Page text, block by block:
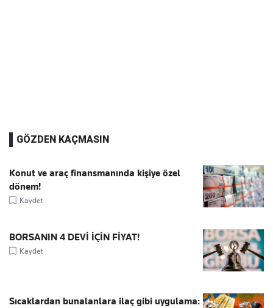
GÖZDEN KAÇMASIN
Konut ve araç finansmanında kişiye özel
dönem!
Kaydet
BORSANIN 4 DEVİ İÇİN FİYAT!
Kaydet
Sıcaklardan bunalanlara ilaç gibi uygulama: